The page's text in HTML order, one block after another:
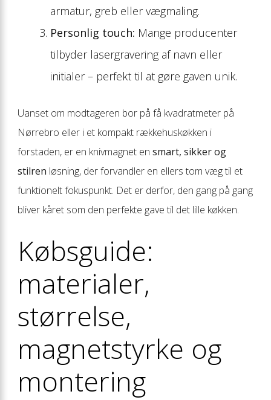
armatur, greb eller vægmaling.
Personlig touch: Mange producenter
tilbyder lasergravering af navn eller
initialer – perfekt til at gøre gaven unik.
Uanset om modtageren bor på få kvadratmeter på
Nørrebro eller i et kompakt rækkehuskøkken i
forstaden, er en knivmagnet en smart, sikker og
stilren løsning, der forvandler en ellers tom væg til et
funktionelt fokuspunkt. Det er derfor, den gang på gang
bliver kåret som den perfekte gave til det lille køkken.
Købsguide:
materialer,
størrelse,
magnetstyrke og
montering